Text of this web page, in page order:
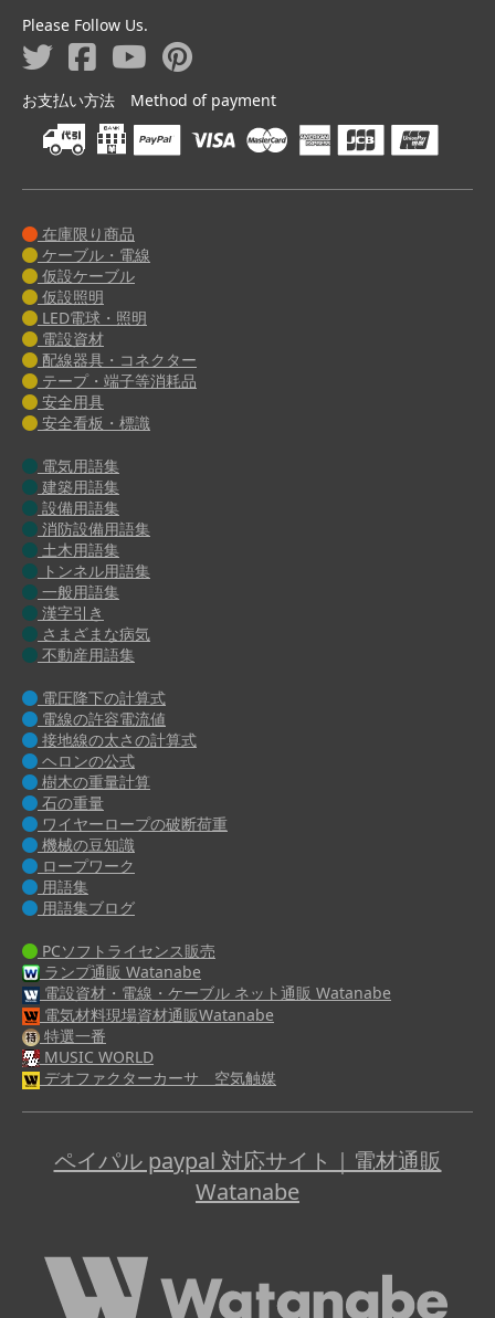
Please Follow Us.
お支払い方法 Method of payment
在庫限り商品
ケーブル・電線
仮設ケーブル
仮設照明
LED電球・照明
電設資材
配線器具・コネクター
テープ・端子等消耗品
安全用具
安全看板・標識
電気用語集
建築用語集
設備用語集
消防設備用語集
土木用語集
トンネル用語集
一般用語集
漢字引き
さまざまな病気
不動産用語集
電圧降下の計算式
電線の許容電流値
接地線の太さの計算式
ヘロンの公式
樹木の重量計算
石の重量
ワイヤーロープの破断荷重
機械の豆知識
ロープワーク
用語集
用語集ブログ
PCソフトライセンス販売
ランプ通販 Watanabe
電設資材・電線・ケーブル ネット通販 Watanabe
電気材料現場資材通販Watanabe
特選一番
MUSIC WORLD
デオファクターカーサ 空気触媒
ペイパル paypal 対応サイト｜電材通販
Watanabe